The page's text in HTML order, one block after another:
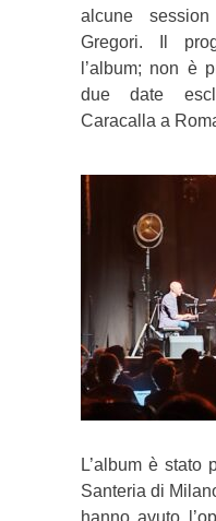
alcune
Gregori. Il
l’album; non è
due date
Caracalla a
L’album è stato
Santeria di
hanno avuto